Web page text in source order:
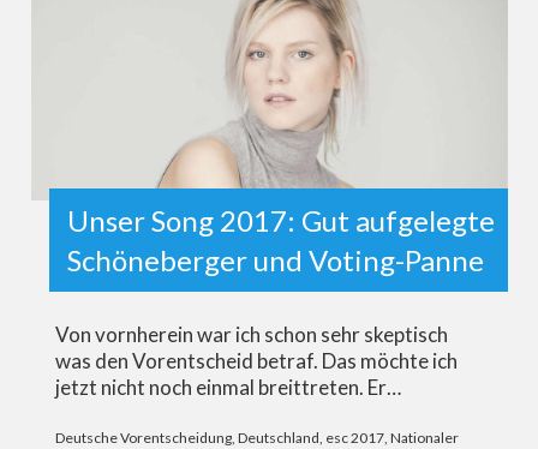
Unser Song 2017: Gut aufgelegte
Schöneberger und Voting-Panne
Von vornherein war ich schon sehr skeptisch
was den Vorentscheid betraf. Das möchte ich
jetzt nicht noch einmal breittreten. Er…
Deutsche Vorentscheidung, Deutschland, esc 2017, Nationaler